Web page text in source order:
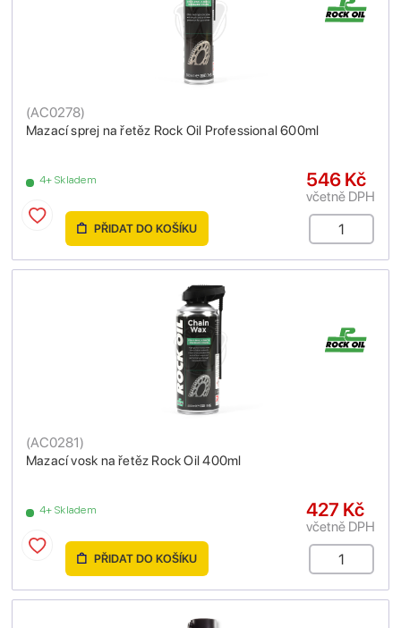
Mazací sprej na řetěz Rock Oil Professional 600ml
(AC0278)
4+ Skladem 546 Kč
včetně DPH
PŘIDAT DO KOŠÍKU
Mazací vosk na řetěz Rock Oil 400ml
(AC0281)
4+ Skladem 427 Kč
včetně DPH
PŘIDAT DO KOŠÍKU